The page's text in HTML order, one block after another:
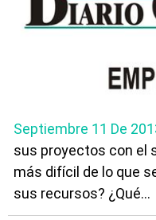
Septiembre 11 De
sus proyectos con el
más difícil de lo que
sus recursos? ¿Qué...